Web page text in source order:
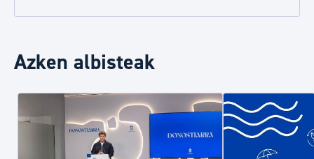
Azken albisteak